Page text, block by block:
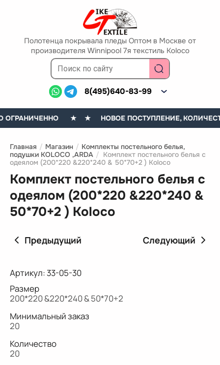
Полотенца покрывала пледы Оптом в Москве от
производителя Winnipool 7я текстиль Koloco
8(495)640-83-99
★ ★ НОВОЕ ПОСТУПЛЕНИЕ,
Главная / Магазин / Комплекты постельного белья,
подушки KOLOCO ,ARDA / Комплект постельного белья с
одеялом (200*220 &220*240 & 50*70+2 ) Koloco
Комплект постельного белья с
одеялом (200*220 &220*240 &
50*70+2 ) Koloco
Предыдущий Следующий
Артикул:33-05-30
Размер
200*220 &220*240 & 50*70+2
Минимальный заказ
20
Количество
20